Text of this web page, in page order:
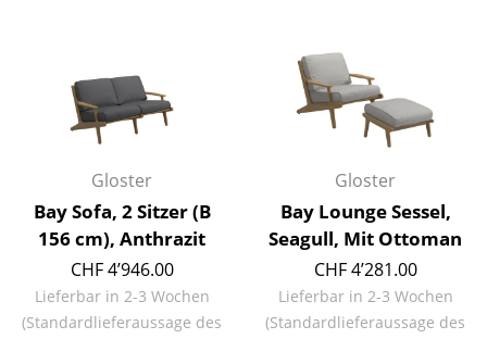
Licht
Hängeleuchten & Deckenleuchten
Tischleuchten
Schreibtischleuchten
Stehleuchten & Leseleuchten
Bodenleuchten
Gloster
Bay Sofa, 2 Sitzer (B
156 cm), Anthrazit
CHF 4’946.00
Lieferbar in 2-3 Wochen
(Standardlieferaussage des
Gloster
Bay Lounge Sessel,
Seagull, Mit Ottoman
CHF 4’281.00
Lieferbar in 2-3 Wochen
(Standardlieferaussage des